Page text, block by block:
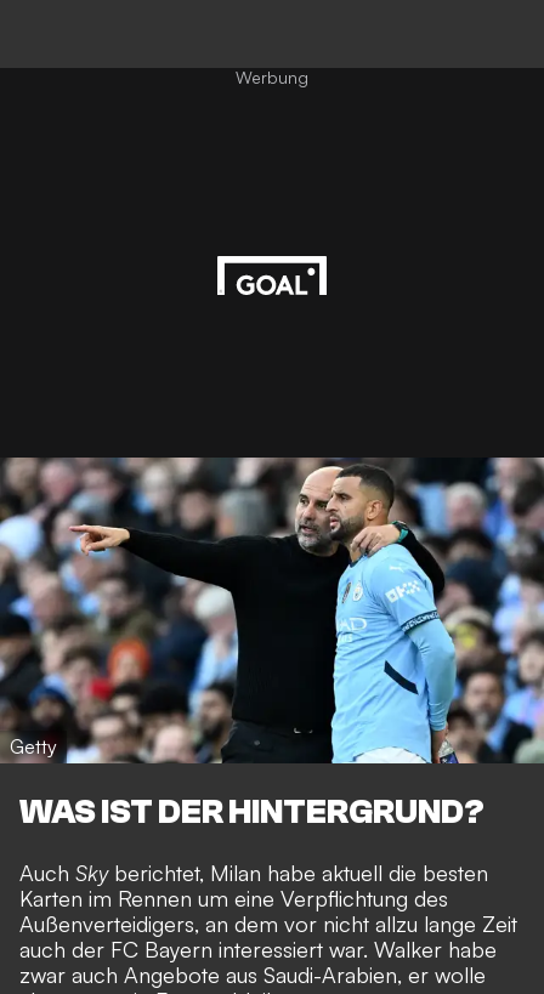
Werbung
Getty
WAS IST DER HINTERGRUND?
Auch Skyberichtet, Milan habe aktuell die besten
Karten im Rennen um eine Verpflichtung des
Außenverteidigers, an dem vor nicht allzu lange Zeit
auch der FC Bayern interessiert war. Walker habe
zwar auch Angebote aus Saudi-Arabien, er wolle